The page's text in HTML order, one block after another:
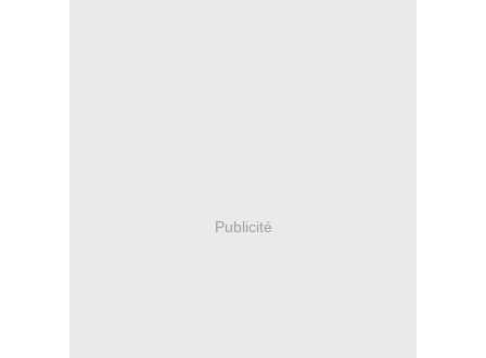
Publicité